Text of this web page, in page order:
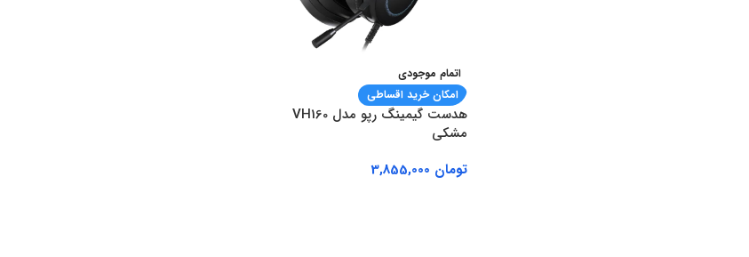
اتمام موجودی
امکان خرید اقساطی
هدست گیمینگ رپو مدل VH160
مشکی
تومان